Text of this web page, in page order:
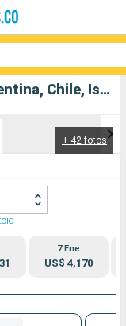
Crucero Majestic Princess: Argentina, Chile, Islas Malvinas, Uruguay salida desde Buenos Aires
+ 42 fotos
7 Ene
US$ 4,170
Compañías